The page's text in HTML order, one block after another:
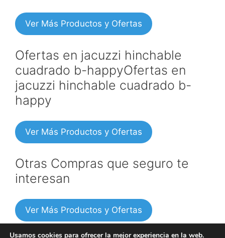
Ver Más Productos y Ofertas
Ofertas en jacuzzi hinchable
cuadrado b-happyOfertas en
jacuzzi hinchable cuadrado b-
happy
Ver Más Productos y Ofertas
Otras Compras que seguro te
interesan
Ver Más Productos y Ofertas
Usamos cookies para ofrecer la mejor experiencia en la web.